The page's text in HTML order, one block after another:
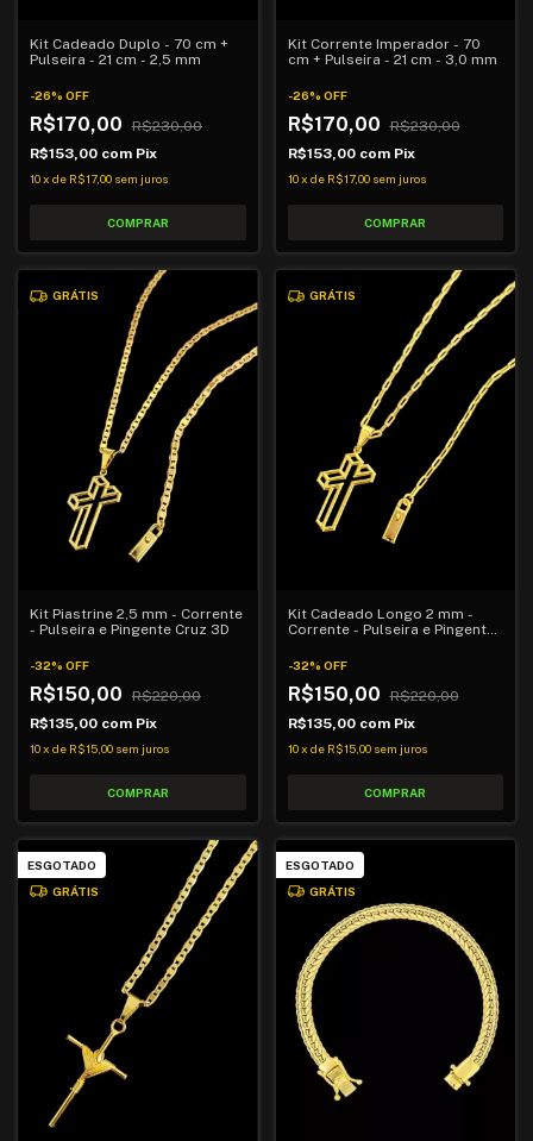
Kit Cadeado Duplo - 70 cm +
Pulseira - 21 cm - 2,5 mm
-26% OFF
R$170,00
R$230,00
R$153,00 com Pix
10x de R$17,00 sem juros
Kit Corrente Imperador - 70
cm + Pulseira - 21 cm - 3,0 mm
-26% OFF
R$170,00
R$230,00
R$153,00 com Pix
10 x de R$17,00 sem juros
GRÁTIS
Kit Piastrine 2,5 mm - Corrente
- Pulseira e Pingente Cruz 3D
-32% OFF
R$150,00
R$220,00
R$135,00 com Pix
10x de R$15,00 sem juros
GRÁTIS
Kit Cadeado Longo 2 mm -
Corrente - Pulseira e Pingente
-32% OFF
R$150,00
R$220,00
R$135,00 com Pix
10 x de R$15,00 sem juros
ESGOTADO
GRÁTIS
ESGOTADO
GRÁTIS